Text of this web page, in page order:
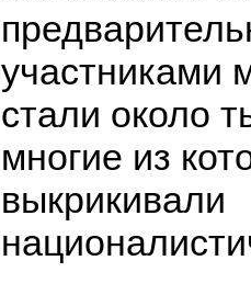
участниками
стали около
многие из
выкрикивали